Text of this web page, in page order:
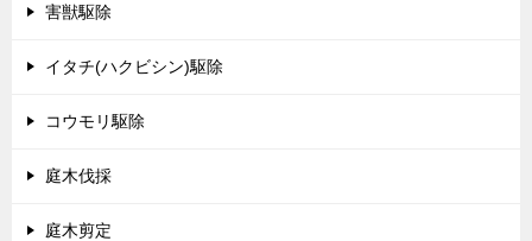
害獣駆除
イタチ(ハクビシン)駆除
コウモリ駆除
庭木伐採
庭木剪定